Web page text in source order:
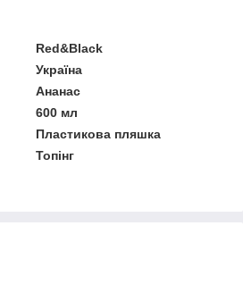
Red&Black
Україна
Ананас
600 мл
Пластикова пляшка
Топінг